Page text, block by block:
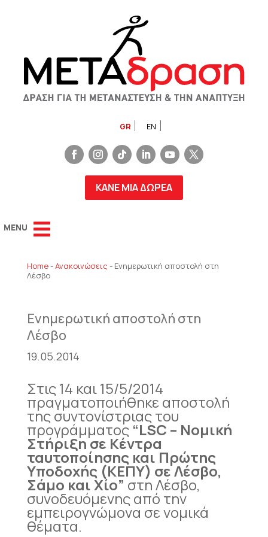
GR EN
ΚΑΝΕ ΜΙΑ ΔΩΡΕΑ
Home-Ανακοινώσεις - Ενημερωτική αποστολή στη
Λέσβο
Ενημερωτική αποστολή στη
Λέσβο
19.05.2014
Στις 14 και 15/5/2014
πραγματοποιήθηκε αποστολή
της συντονίστριας του
προγράμματος “LSC – Νομική
Στήριξη σε Κέντρα
ταυτοποίησης και Πρώτης
Υποδοχής (ΚΕΠΥ) σε Λέσβο,
Σάμο και Χίο” στη Λέσβο,
συνοδευόμενης από την
εμπειρογνώμονα σε νομικά
θέματα.